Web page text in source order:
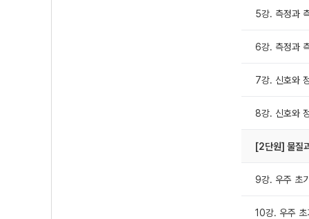
5강. 측정과
6강. 측정과
7강. 신호와
8강. 신호와
[2단원] 물질
9강. 우주 초
10강. 우주